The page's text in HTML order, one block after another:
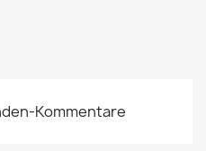
Kommentare